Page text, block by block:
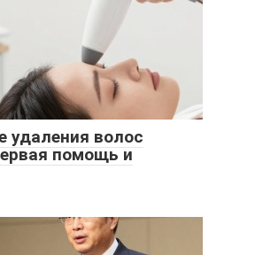
удаления волос
помощь и